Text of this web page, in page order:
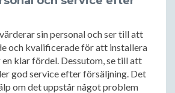
sin personal och ser till att
och kvalificerade för att installera
klar fördel. Dessutom, se till att
god service efter försäljning. Det
om det uppstår något problem